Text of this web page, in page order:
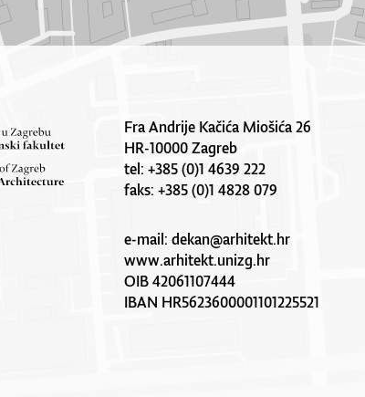
Fra Andrije Kačića Miošića 26
HR-10000 Zagreb
tel: +385 (0)1 4639 222
faks: +385 (0)1 4828 079
e-mail:dekan@arhitekt.hr
www.arhitekt.unizg.hr
OIB 42061107444
IBAN HR5623600001101225521